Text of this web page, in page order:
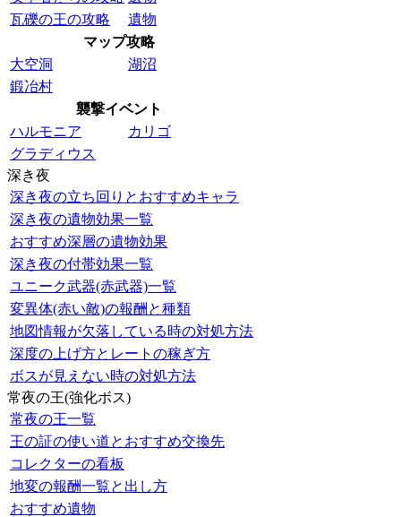
瓦礫の王の攻略
遺物
マップ攻略
大空洞
湖沼
鍛冶村
襲撃イベント
ハルモニア
カリゴ
グラディウス
深き夜
深き夜の立ち回りとおすすめキャラ
深き夜の遺物効果一覧
おすすめ深層の遺物効果
深き夜の付帯効果一覧
ユニーク武器(赤武器)一覧
変異体(赤い敵)の報酬と種類
地図情報が欠落している時の対処方法
深度の上げ方とレートの稼ぎ方
ボスが見えない時の対処方法
常夜の王(強化ボス)
常夜の王一覧
王の証の使い道とおすすめ交換先
コレクターの看板
地変の報酬一覧と出し方
おすすめ遺物